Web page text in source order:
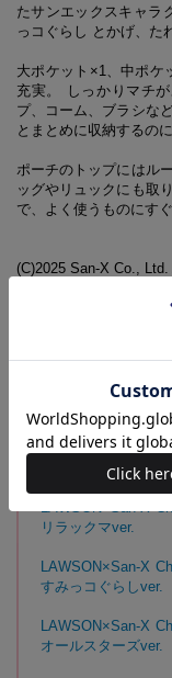
たサンエックスキャラ
っコぐらし とかげ、た
大ポケット×1、中ポケ
充実。 しっかりマチ
プ、コーム、ブラシな
とまとめに収納するの
ポーチのトップにはル
ッグやリュックにも取
で、よく使うものにす
(C)2025 San-X Co.,
LAWSON×San-X
ver.
LAWSON×San-X
LAWSON×San-X
リラックマver.
LAWSON×San-X
すみっコぐらしver.
LAWSON×San-X
オールスターズver.